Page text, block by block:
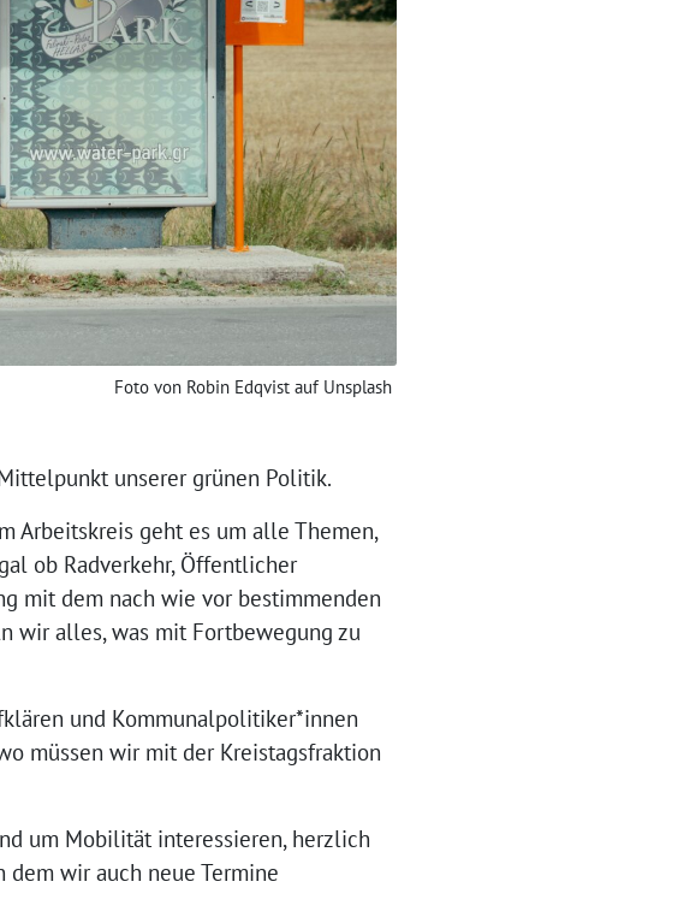
Foto von Robin Edqvist auf Unsplash
unserer grünen Politik.
Arbeitskreis geht es um alle Themen,
ob Radverkehr, Öffentlicher
mit dem nach wie vor bestimmenden
wir alles, was mit Fortbewegung zu
und Kommunalpolitiker*innen
müssen wir mit der Kreistagsfraktion
um Mobilität interessieren, herzlich
wir auch neue Termine